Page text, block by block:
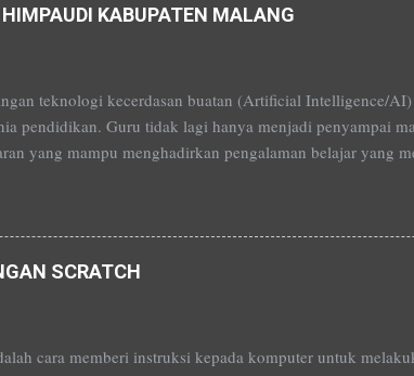
KABUPATEN MALANG
teknologi kecerdasan buatan (Artificial Intelligence/
pendidikan. Guru tidak lagi hanya menjadi penyampai
yang mampu menghadirkan pengalaman belajar yang
diselenggarakan oleh HIMPAUDI Kabupaten Malang ,
penuh antusiasme. Para peserta tidak hanya
SCRATCH
cara memberi instruksi kepada komputer untuk